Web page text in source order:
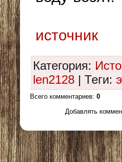
источник
Категория:
len2128 | Теги:
Всего комментариев: 0
Добавлять